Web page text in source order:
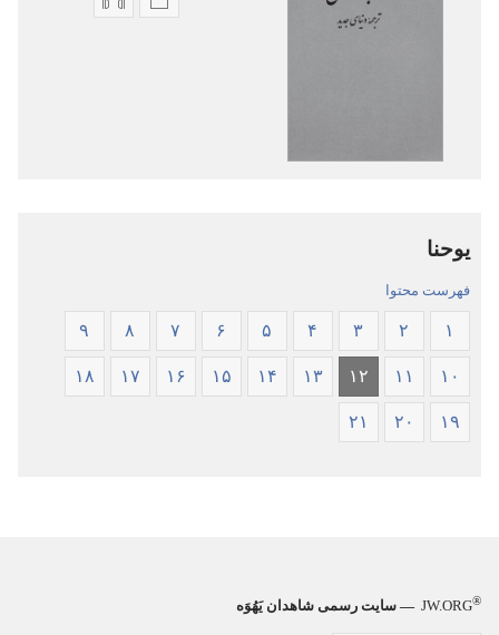
گزینۀ گزینۀ
یوحنا
فهرست محتوا
۱ ۲ ۳ ۴ ۵ ۶ ۷ ۸ ۹
۱۰ ۱۱ ۱۲ ۱۳ ۱۴ ۱۵ ۱۶ ۱۷ ۱۸
۱۹ ۲۰ ۲۱
JW.ORG® — سایت رسمی شاهدان یَهُوَه